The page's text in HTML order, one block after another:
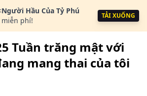
Người Hầu Của Tỷ Phú
miễn phí!
TẢI XUỐNG
Tuần trăng mật với
mang thai của tôi